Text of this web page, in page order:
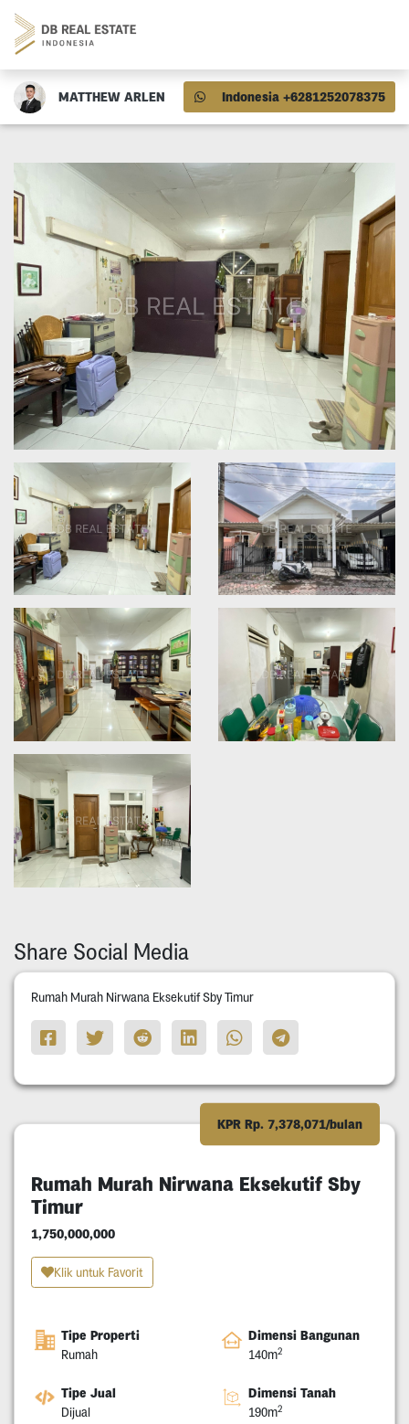
MATTHEW ARLEN Indonesia +6281252078375
Share Social Media
Rumah Murah Nirwana Eksekutif Sby Timur
KPR Rp. 7,378,071/bulan
Rumah Murah Nirwana Eksekutif Sby
Timur
1,750,000,000
Klik untuk Favorit
Tipe Properti
Rumah
Dimensi Bangunan
140m2
Tipe Jual
Dijual
Dimensi Tanah
190m2